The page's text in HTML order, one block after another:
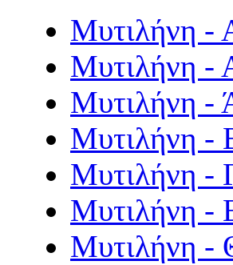
Μυτιλήνη -
Μυτιλήνη -
Μυτιλήνη -
Μυτιλήνη -
Μυτιλήνη -
Μυτιλήνη -
Μυτιλήνη -